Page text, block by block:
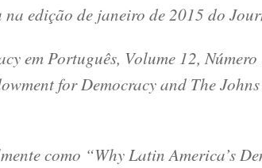
edição de janeiro de 2015 do
em Português, Volume 12,
for Democracy and The
como “Why Latin America’s